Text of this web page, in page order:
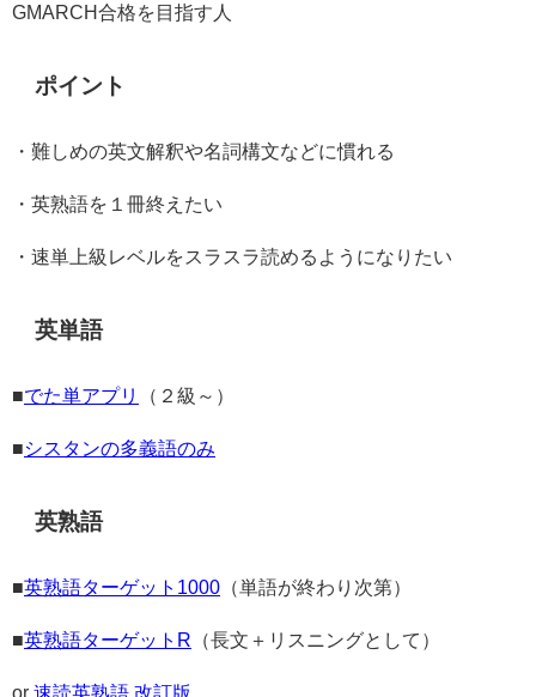
GMARCH合格を目指す人
ポイント
・難しめの英文解釈や名詞構文などに慣れる
・英熟語を１冊終えたい
・速単上級レベルをスラスラ読めるようになりたい
英単語
■でた単アプリ （２級～）
■シスタンの多義語のみ
英熟語
■英熟語ターゲット1000 （単語が終わり次第）
■英熟語ターゲットR （長文＋リスニングとして）
or 速読英熟語 改訂版